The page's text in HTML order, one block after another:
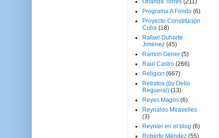
Orlanda Torres (211)
Programa A Fondo (6)
Proyecto Constitución
Cuba (18)
Rafael Duharte
Jiménez (45)
Ramon Gener (5)
Raul Castro (266)
Religion (667)
Retratos (by Delio
Regueral) (13)
Reyes Magos (6)
Reynaldo Miravelles
(3)
Reynier en el blog (6)
Roberto Méndez (55)